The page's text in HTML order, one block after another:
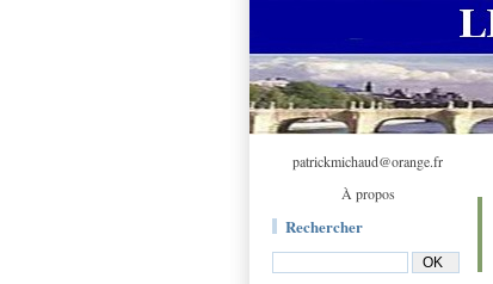
patrickmichaud@orange.fr
À propos
Rechercher